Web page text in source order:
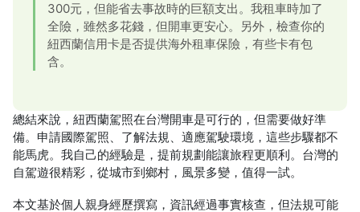
300元，但能省去事故時的巨額支出。我租車時加了
全險，雖然多花錢，但開車更安心。另外，檢查你的
紐西蘭信用卡是否提供海外租車保險，有些卡有包
含。
總結來說，紐西蘭駕照在台灣開車是可行的，但需要做好準
備。申請國際駕照、了解法規、適應駕駛環境，這些步驟都不
能馬虎。我自己的經驗是，提前規劃能讓旅程更順利。台灣的
自駕遊很精彩，從城市到鄉村，風景多變，值得一試。
本文基於個人親身經歷撰寫，資訊經過事實核查，但法規可能